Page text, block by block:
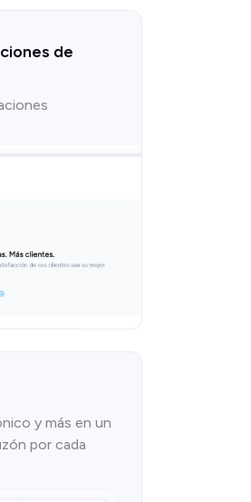
de
y más en un
por cada